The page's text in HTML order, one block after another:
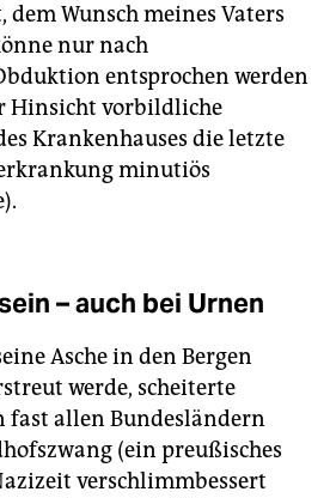
Wunsch meines Vaters
nur nach
entsprochen werden
Hinsicht vorbildliche
Krankenhauses die letzte
minutiös
– auch bei Urnen
Asche in den Bergen
werde, scheiterte
fast allen Bundesländern
(ein preußisches
verschlimmbessert